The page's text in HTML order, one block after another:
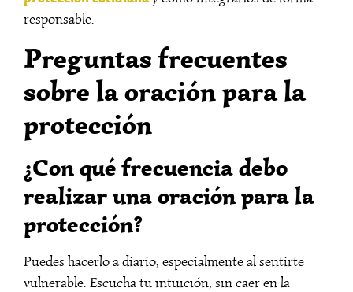
responsable.
Preguntas frecuentes
sobre la oración para la
protección
¿Con qué frecuencia debo
realizar una oración para la
protección?
Puedes hacerlo a diario, especialmente al sentirte
vulnerable. Escucha tu intuición, sin caer en la